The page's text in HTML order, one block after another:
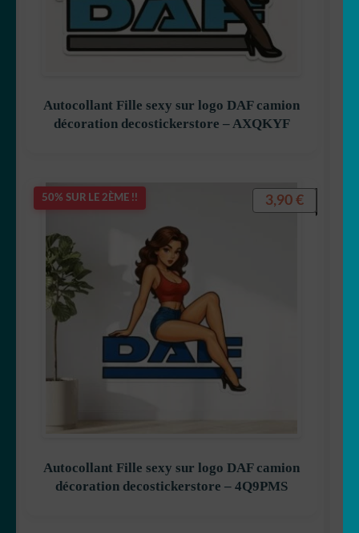
Autocollant Fille sexy sur logo DAF camion
décoration decostickerstore – AXQKYF
50% SUR LE 2ÈME !!
Autocollant Fille sexy sur logo DAF camion
décoration decostickerstore – 4Q9PMS
3,90 €